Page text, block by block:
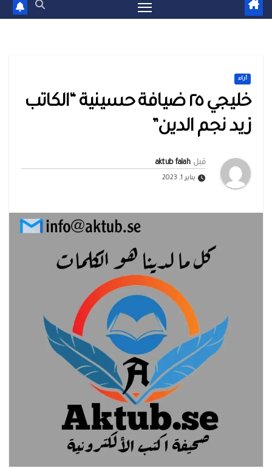
أراء
خليجي ٢٥ ضيافة حسينية “الكاتب
زيد نجم الدين”
قبل aktub falah
يناير 1, 2023